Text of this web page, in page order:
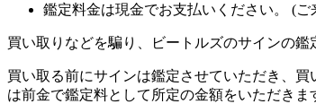
鑑定料金は現金でお支払いください。 (
買い取りなどを騙り、ビートルズのサインの
買い取る前にサインは鑑定させていただき、
は前金で鑑定料として所定の金額をいただきま